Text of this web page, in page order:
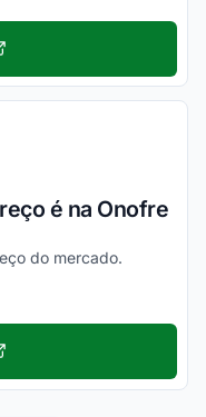
é na Onofre
do mercado.